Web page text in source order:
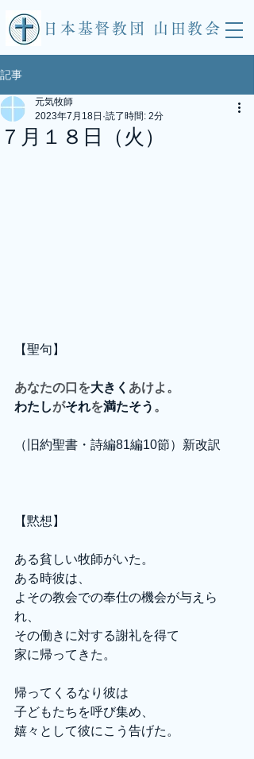
​日本基督教団 山田教会
記事
７月１８日（火）
元気牧師
2023年7月18日 読了時間: 2分
【聖句】
あなたの口を大きく あけよ。
わたしがそれを満たそう 。
（旧約聖書・詩編81編10節）新改訳
【黙想】
ある貧しい牧師がいた。
ある時彼は、
よその教会での奉仕の機会が与えら
れ、
その働きに対する謝礼を得て
家に帰ってきた。
帰ってくるなり彼は
子どもたちを呼び集め、
嬉々として彼にこう告げた。